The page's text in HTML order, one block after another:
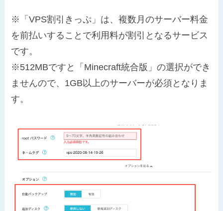
※「VPS割引きっぷ」は、複数月のサーバー料金
を前払いすることで利用料が割引となるサービス
です。
※512MBですと「Minecraft統合版」の選択ができ
ませんので、1GB以上のサーバーが必須となりま
す。